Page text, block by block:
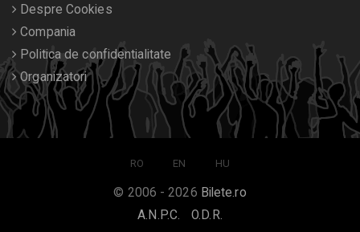
Despre Cookies
Compania
Politica de confidentialitate
Organizatori
RO EN HU
© 2006 - 2026 Bilete.ro
A.N.P.C.
O.D.R.